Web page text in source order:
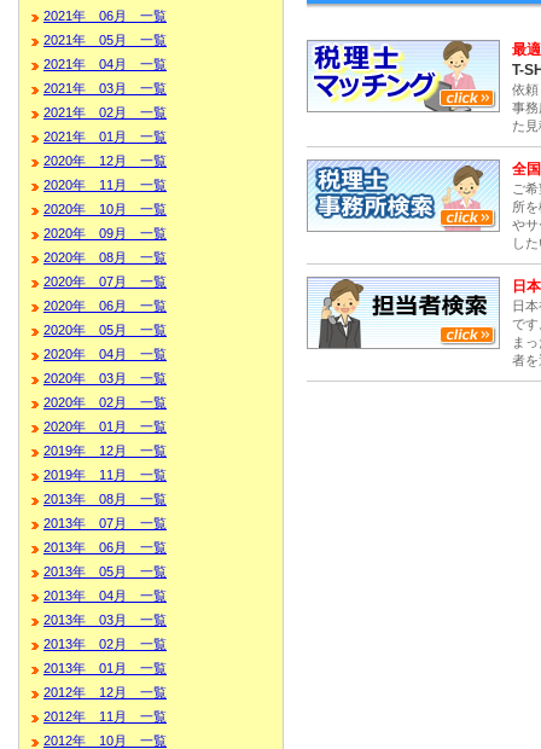
2021年 06月 一覧
2021年 05月 一覧
2021年 04月 一覧
2021年 03月 一覧
2021年 02月 一覧
2021年 01月 一覧
2020年 12月 一覧
2020年 11月 一覧
2020年 10月 一覧
2020年 09月 一覧
2020年 08月 一覧
2020年 07月 一覧
2020年 06月 一覧
2020年 05月 一覧
2020年 04月 一覧
2020年 03月 一覧
2020年 02月 一覧
2020年 01月 一覧
2019年 12月 一覧
2019年 11月 一覧
2013年 08月 一覧
2013年 07月 一覧
2013年 06月 一覧
2013年 05月 一覧
2013年 04月 一覧
2013年 03月 一覧
2013年 02月 一覧
2013年 01月 一覧
2012年 12月 一覧
2012年 11月 一覧
2012年 10月 一覧
最適
T-
依頼
事務
た
全
ご
所
やサ
し
日
日
です
ま
者を